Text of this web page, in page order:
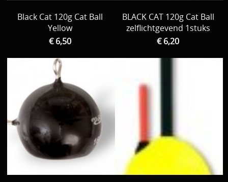
Black Cat 120g Cat Ball
Yellow
€ 6,50
BLACK CAT 120g Cat Ball
zelflichtgevend 1stuks
€ 6,20